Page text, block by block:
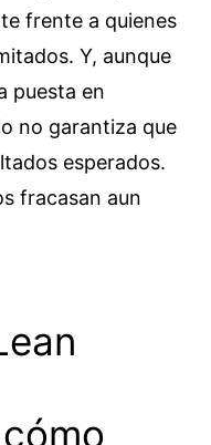
frente a quienes
Y, aunque
puesta en
no garantiza que
esperados.
fracasan aun